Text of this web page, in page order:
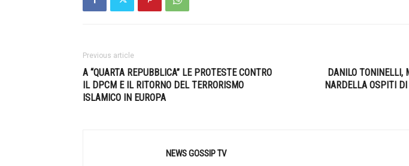
Previous article
A “QUARTA REPUBBLICA” LE PROTESTE CONTRO
IL DPCM E IL RITORNO DEL TERRORISMO
ISLAMICO IN EUROPA
DANILO TONINELLI,
NARDELLA OSPITI
NEWS GOSSIP TV